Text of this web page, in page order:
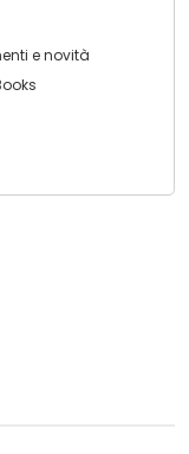
e novità